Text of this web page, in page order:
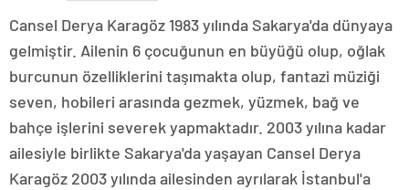
Cansel Derya Karagöz 1983 yılında Sakarya'da dünyaya
gelmiştir. Ailenin 6 çocuğunun en büyüğü olup, oğlak
burcunun özelliklerini taşımakta olup, fantazi müziği
seven, hobileri arasında gezmek, yüzmek, bağ ve
bahçe işlerini severek yapmaktadır. 2003 yılına kadar
ailesiyle birlikte Sakarya'da yaşayan Cansel Derya
Karagöz 2003 yılında ailesinden ayrılarak İstanbul'a